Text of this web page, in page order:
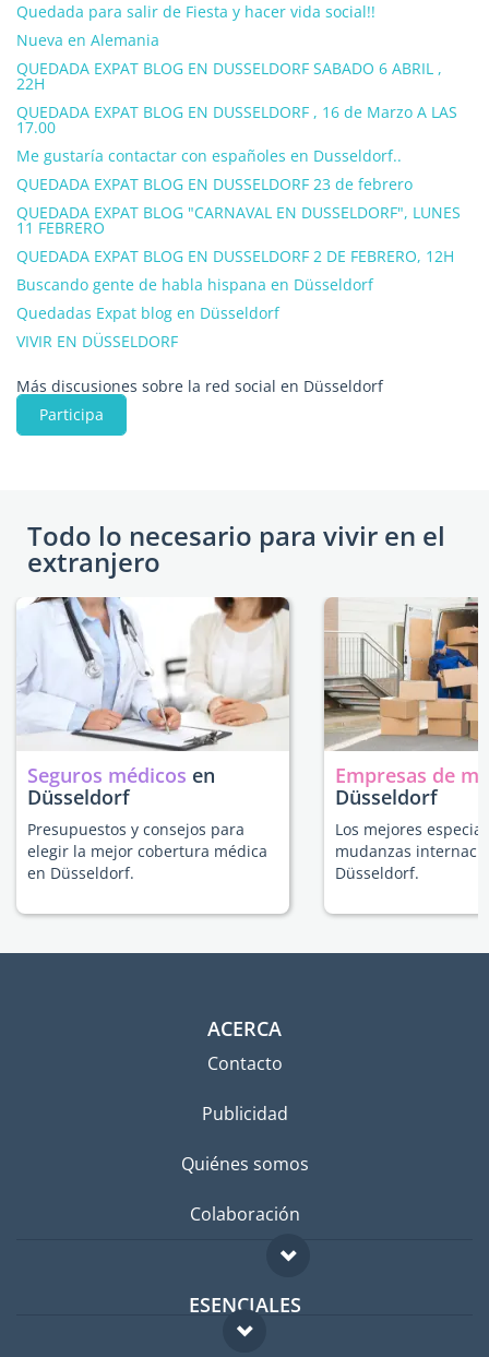
Quedada para salir de Fiesta y hacer vida social!!
Nueva en Alemania
QUEDADA EXPAT BLOG EN DUSSELDORF SABADO 6 ABRIL ,
22H
QUEDADA EXPAT BLOG EN DUSSELDORF , 16 de Marzo A LAS
17.00
Me gustaría contactar con españoles en Dusseldorf..
QUEDADA EXPAT BLOG EN DUSSELDORF 23 de febrero
QUEDADA EXPAT BLOG "CARNAVAL EN DUSSELDORF", LUNES
11 FEBRERO
QUEDADA EXPAT BLOG EN DUSSELDORF 2 DE FEBRERO, 12H
Buscando gente de habla hispana en Düsseldorf
Quedadas Expat blog en Düsseldorf
VIVIR EN DÜSSELDORF
Más discusiones sobre la red social en Düsseldorf
Participa
Todo lo necesario para vivir en el
extranjero
Seguros médicos en
Düsseldorf
Presupuestos y consejos para
elegir la mejor cobertura médica
en Düsseldorf.
Empresas de
Düsseldorf
Los mejores
mudanzas
Düsseldorf.
ACERCA
Contacto
Publicidad
Quiénes somos
Colaboración
ESENCIALES
Foro para expatriados